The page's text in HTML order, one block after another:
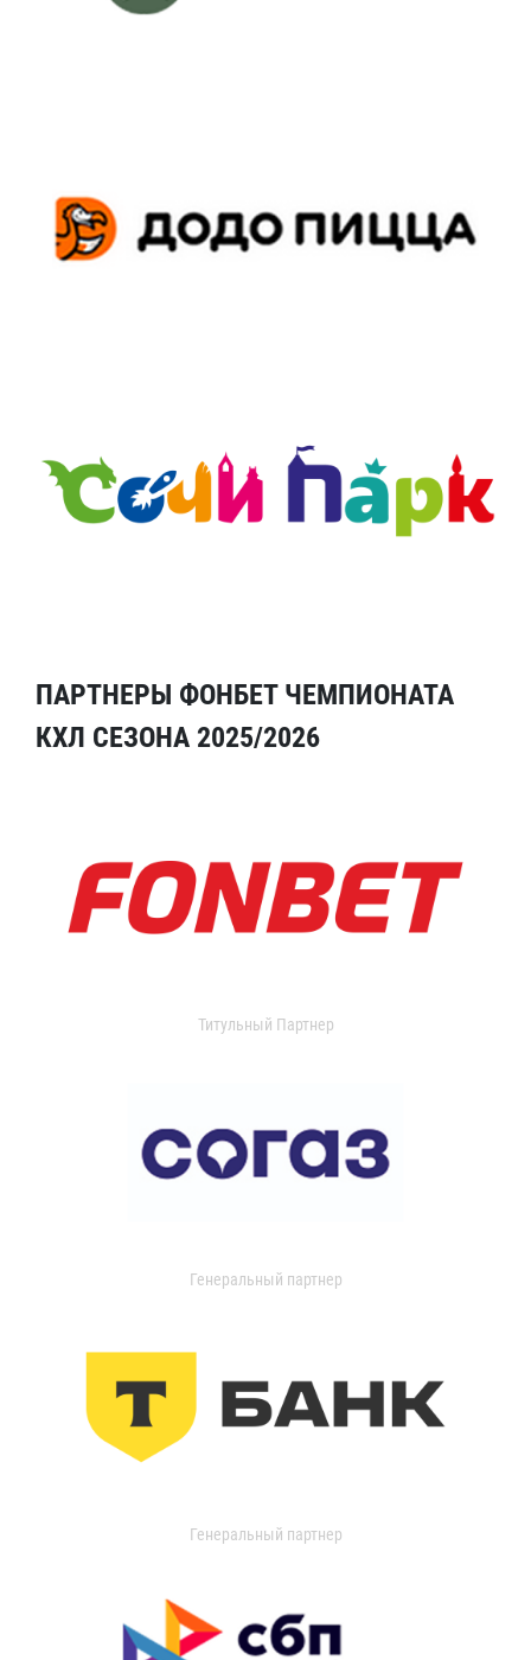
ПАРТНЕРЫ ФОНБЕТ ЧЕМПИОНАТА
КХЛ СЕЗОНА 2025/2026
Титульный Партнер
Генеральный партнер
Генеральный партнер